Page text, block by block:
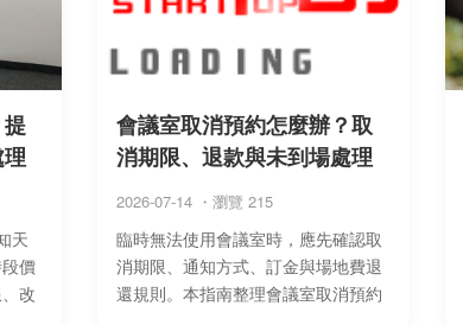
天
價
改
會議室取消預約怎麼辦？取
消期限、退款與未到場處理
2026-07-14 ・瀏覽 215
臨時無法使用會議室時，應先確認取
消期限、通知方式、訂金與場地費退
還規則。本指南整理會議室取消預約